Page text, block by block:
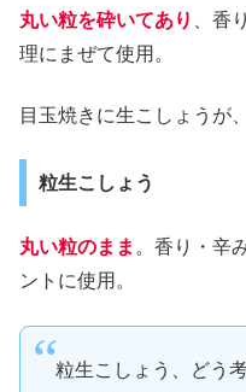
丸い粒を砕いてあり
、香
理にまぜて使用。
目玉焼きに生こしょうが
粒生こしょう
丸い粒のまま 。香り・辛
ントに使用。
粒生こしょう、どう